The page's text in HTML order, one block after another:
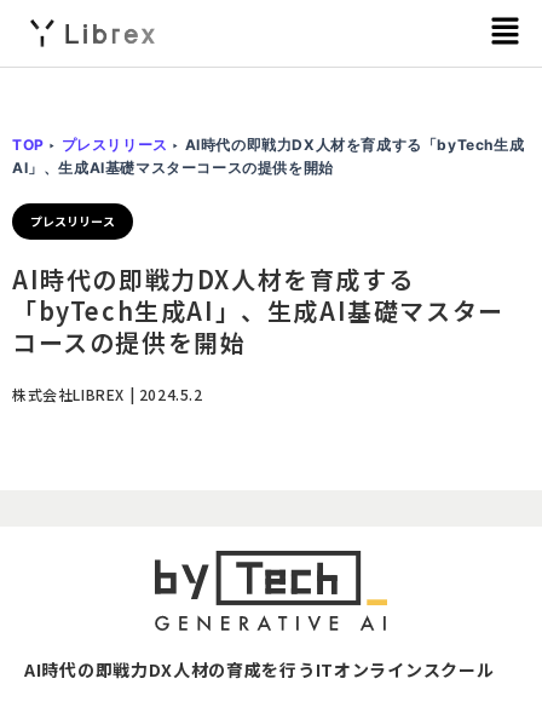
メ
ニ
ュ
TOP ‣ プレスリリース ‣ AI時代の即戦力DX人材を育成する「byTech生成
AI」、生成AI基礎マスターコースの提供を開始
プレスリリース
AI時代の即戦力DX人材を育成する
「byTech生成AI」、生成AI基礎マスター
コースの提供を開始
株式会社LIBREX | 2024.5.2
AI時代の即戦力DX人材の育成を行うITオンラインスクール